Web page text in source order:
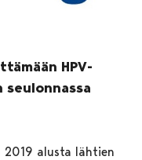
HPV-
2019 alusta lähtien